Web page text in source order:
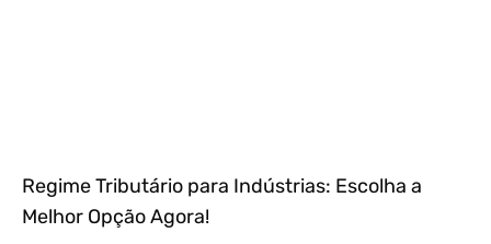
Regime Tributário para Indústrias: Escolha a
Melhor Opção Agora!